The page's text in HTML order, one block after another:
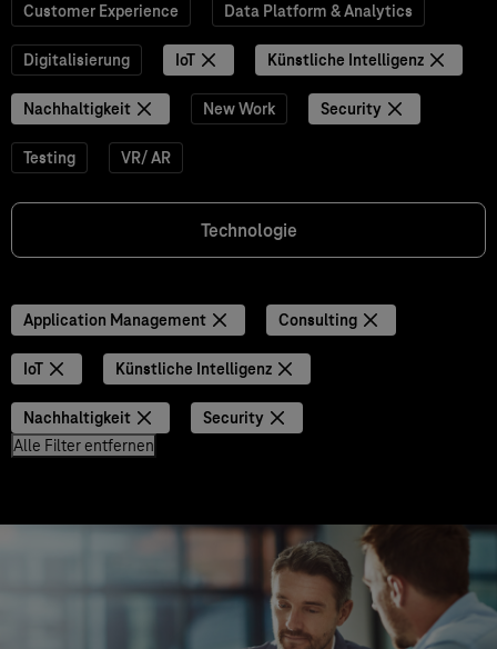
Customer Experience Data Platform & Analytics
Digitalisierung IoT Künstliche Intelligenz
Nachhaltigkeit New Work Security
Testing VR/ AR
Technologie
Application Management Consulting
IoT Künstliche Intelligenz
Nachhaltigkeit
Security
Alle Filter entfernen